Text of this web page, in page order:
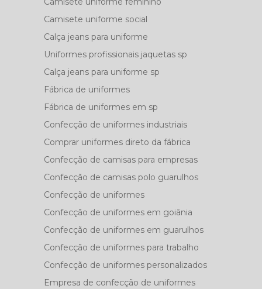
Camisete uniforme social
Calça jeans para uniforme
Uniformes profissionais jaquetas sp
Calça jeans para uniforme sp
Fábrica de uniformes
Fábrica de uniformes em sp
Confecção de uniformes industriais
Comprar uniformes direto da fábrica
Confecção de camisas para empresas
Confecção de camisas polo guarulhos
Confecção de uniformes
Confecção de uniformes em goiânia
Confecção de uniformes em guarulhos
Confecção de uniformes para trabalho
Confecção de uniformes personalizados
Empresa de confecção de uniformes